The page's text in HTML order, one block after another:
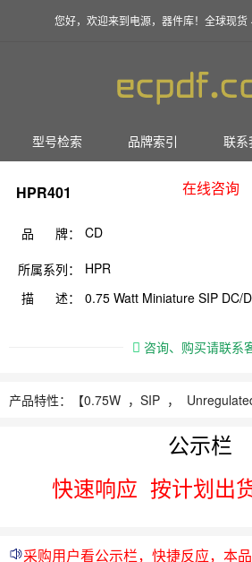
您好，欢迎来到电源，器件库！全球现货
型号检索 品牌索引 联系
HPR401 在线咨询
品 牌： CD
所属系列：
HPR
描 述：
0.75 Watt Miniature SIP DC/
咨询、购买请联系
产品特性：【0.75W ， SIP ， Unregulated
公示栏
快速响应 按计划出
采购用户看公示栏，快捷反应，本品